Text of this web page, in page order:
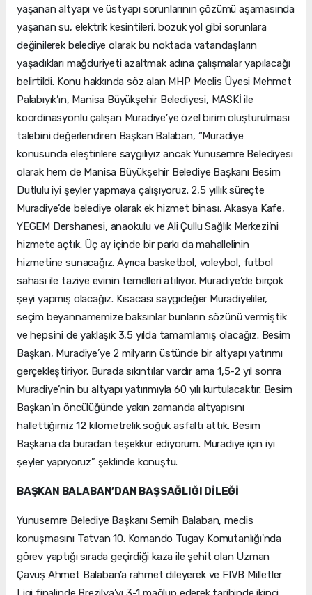
yaşanan altyapı ve üstyapı sorunlarının çözümü aşamasında
yaşanan su, elektrik kesintileri, bozuk yol gibi sorunlara
değinilerek belediye olarak bu noktada vatandaşların
yaşadıkları mağduriyeti azaltmak adına çalışmalar yapılacağı
belirtildi. Konu hakkında söz alan MHP Meclis Üyesi Mehmet
Palabıyık’ın, Manisa Büyükşehir Belediyesi, MASKİ ile
koordinasyonlu çalışan Muradiye’ye özel birim oluşturulması
talebini değerlendiren Başkan Balaban, “Muradiye
konusunda eleştirilere saygılıyız ancak Yunusemre Belediyesi
olarak hem de Manisa Büyükşehir Belediye Başkanı Besim
Dutlulu iyi şeyler yapmaya çalışıyoruz. 2,5 yıllık süreçte
Muradiye’de belediye olarak ek hizmet binası, Akasya Kafe,
YEGEM Dershanesi, anaokulu ve Ali Çullu Sağlık Merkezi’ni
hizmete açtık. Üç ay içinde bir parkı da mahallelinin
hizmetine sunacağız. Ayrıca basketbol, voleybol, futbol
sahası ile taziye evinin temelleri atılıyor. Muradiye’de birçok
şeyi yapmış olacağız. Kısacası saygıdeğer Muradiyeliler,
seçim beyannamemize baksınlar bunların sözünü vermiştik
ve hepsini de yaklaşık 3,5 yılda tamamlamış olacağız. Besim
Başkan, Muradiye’ye 2 milyarın üstünde bir altyapı yatırımı
gerçekleştiriyor. Burada sıkıntılar vardır ama 1,5-2 yıl sonra
Muradiye’nin bu altyapı yatırımıyla 60 yılı kurtulacaktır. Besim
Başkan’ın öncülüğünde yakın zamanda altyapısını
hallettiğimiz 12 kilometrelik soğuk asfaltı attık. Besim
Başkana da buradan teşekkür ediyorum. Muradiye için iyi
şeyler yapıyoruz” şeklinde konuştu.
BAŞKAN BALABAN’DAN BAŞSAĞLIĞI DİLEĞİ
Yunusemre Belediye Başkanı Semih Balaban, meclis
konuşmasını Tatvan 10. Komando Tugay Komutanlığı'nda
görev yaptığı sırada geçirdiği kaza ile şehit olan Uzman
Çavuş Ahmet Balaban’a rahmet dileyerek ve FIVB Milletler